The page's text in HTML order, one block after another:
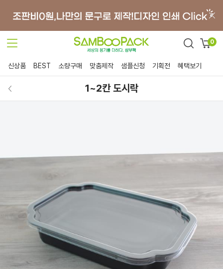
0
신상품 BEST 소량구매 맞춤제작 샘플신청 기획전 혜택보기
1~2칸 도시락